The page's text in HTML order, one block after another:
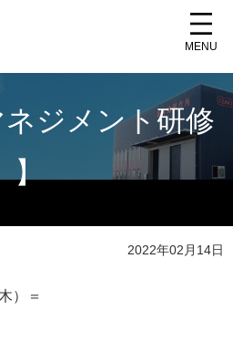
MENU
ネジメント研修
】
2022年02月14日
）＝